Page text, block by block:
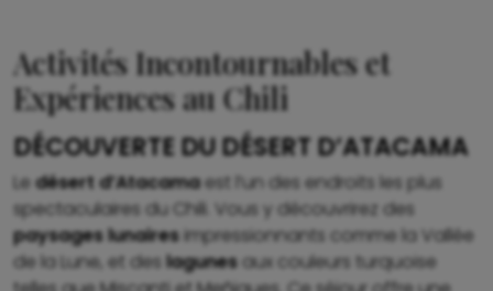
Activités Incontournables et
Expériences au Chili
DÉCOUVERTE DU DÉSERT D’ATACAMA
Le désert d’Atacamaest l’un des endroits les plus
spectaculaires du Chili. Vous y découvrirez des
paysages lunairesimpressionnants comme la Vallée
de la Lune, et des lagunes aux couleurs turquoise